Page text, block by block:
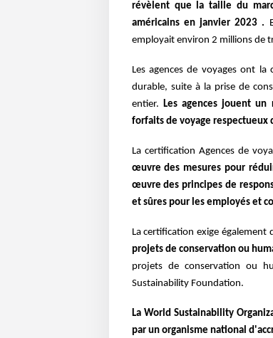
révèlent que la taille du
américains en janvier 2023 .
employait environ 2 millions de
Les agences de voyages ont
durable, suite à la prise de
entier. Les agences jouent
forfaits de voyage
La certification Agences de
œuvre des mesures pour
œuvre des principes de
et sûres pour les employés et
La certification exige également
projets de conservation ou
projets de conservation ou
Sustainability Foundation.
La World Sustainability
par un organisme national